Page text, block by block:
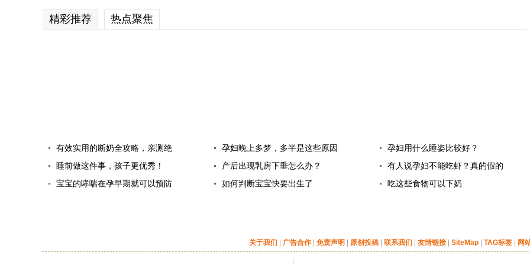
精彩推荐 热点聚焦
有效实用的断奶全攻略，亲测绝
对有效！
孕妇晚上多梦，多半是这些原因
孕妇用什么睡姿比较好？
睡前做这件事，孩子更优秀！
产后出现乳房下垂怎么办？
有人说孕妇不能吃虾？真的假的
宝宝的哮喘在孕早期就可以预防
如何判断宝宝快要出生了 吃这些食物可以下奶
关于我们 | 广告合作 | 免责声明 | 原创投稿 | 联系我们 | 友情链接 | SiteMap | TAG标签 | 网